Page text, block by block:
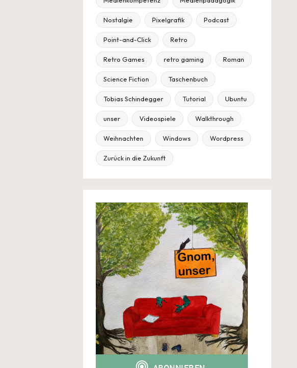
Nostalgie Pixelgrafik Podcast
Point-and-Click Retro
Retro Games retro gaming Roman
Science Fiction Taschenbuch
Tobias Schindegger Tutorial Ubuntu
unser Videospiele Walkthrough
Weihnachten Windows Wordpress
Zurück in die Zukunft